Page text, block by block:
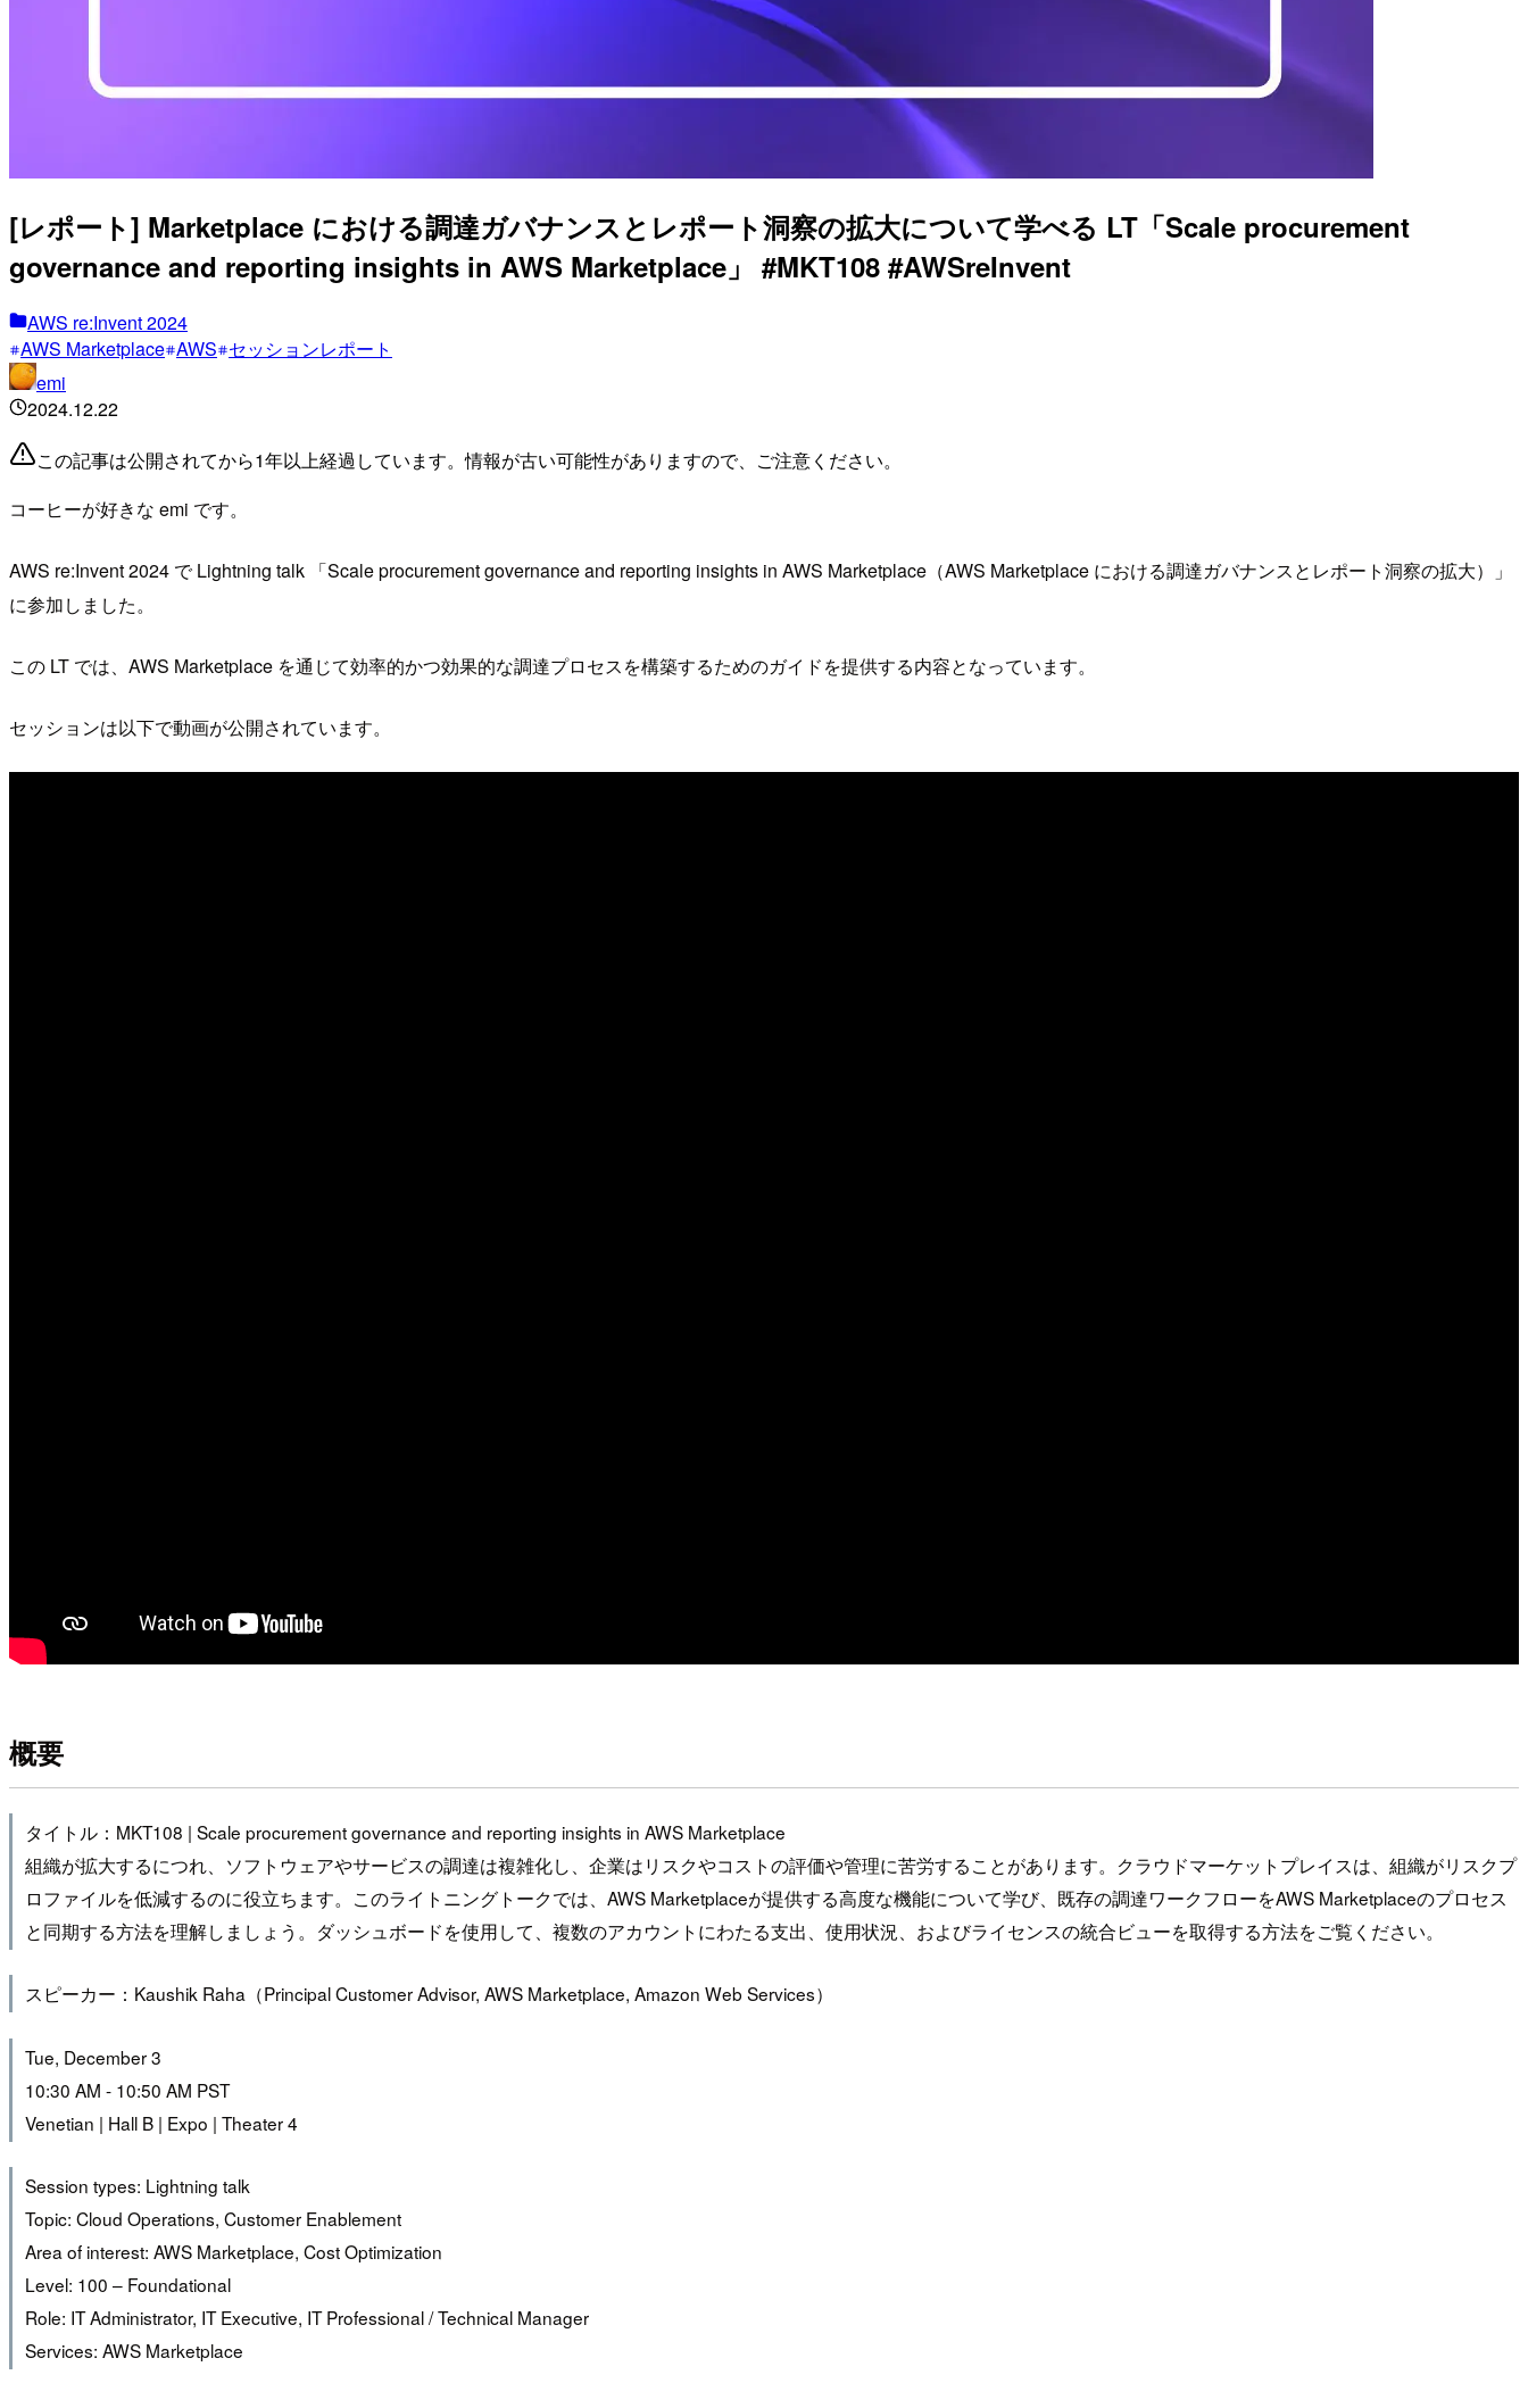
[レポート] Marketplace における調達ガバナンスとレポート洞察の拡大について学べる LT「Scale procurement
governance and reporting insights in AWS Marketplace」 #MKT108 #AWSreInvent
AWS re:Invent 2024
AWS Marketplace AWS セッションレポート
emi
2024.12.22
この記事は公開されてから1年以上経過しています。情報が古い可能性がありますので、ご注意ください。
コーヒーが好きな emi です。
AWS re:Invent 2024 で Lightning talk 「Scale procurement governance and reporting insights in AWS Marketplace（AWS Marketplace における調達ガバナンスとレポート洞察の拡大）」
に参加しました。
この LT では、AWS Marketplace を通じて効率的かつ効果的な調達プロセスを構築するためのガイドを提供する内容となっています。
セッションは以下で動画が公開されています。
概要
タイトル：MKT108 | Scale procurement governance and reporting insights in AWS Marketplace
組織が拡大するにつれ、ソフトウェアやサービスの調達は複雑化し、企業はリスクやコストの評価や管理に苦労することがあります。クラウドマーケットプレイスは、組織がリスクプ
ロファイルを低減するのに役立ちます。このライトニングトークでは、AWS Marketplaceが提供する高度な機能について学び、既存の調達ワークフローをAWS Marketplaceのプロセス
と同期する方法を理解しましょう。ダッシュボードを使用して、複数のアカウントにわたる支出、使用状況、およびライセンスの統合ビューを取得する方法をご覧ください。
スピーカー：Kaushik Raha（Principal Customer Advisor, AWS Marketplace, Amazon Web Services）
Tue, December 3
10:30 AM - 10:50 AM PST
Venetian | Hall B | Expo | Theater 4
Session types: Lightning talk
Topic: Cloud Operations, Customer Enablement
Area of interest: AWS Marketplace, Cost Optimization
Level: 100 – Foundational
Role: IT Administrator, IT Executive, IT Professional / Technical Manager
Services: AWS Marketplace